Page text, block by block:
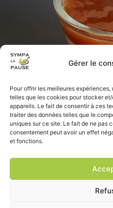
Gérer le
Pour offrir les meilleures
telles que les cookies pour stocker
appareils. Le fait de consentir à ces
traiter des données telles que le
uniques sur ce site. Le fait de ne pas
consentement peut avoir un effet
et fonctions.